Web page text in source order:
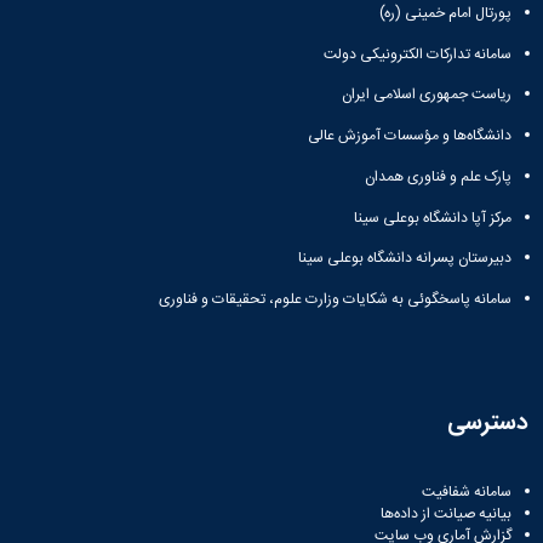
همایش‌ها
انتشارات
نشر
مجلات
علمی
فصلنامه
معاونت
پژوهش
و
فناوری
پورتال امام خمینی (ره)
سامانه تدارکات الکترونیکی دولت
ریاست جمهوری اسلامی ایران
دانشگاه‌ها و مؤسسات آموزش عالی
پارک علم و فناوری همدان
مرکز آپا دانشگاه بوعلی سینا
دبیرستان پسرانه دانشگاه بوعلی سینا
سامانه پاسخگوئی به شکایات وزارت علوم، تحقیقات و فناوری
دسترسی
سامانه شفافیت
بیانیه صیانت از داده‌ها
گزارش آماری وب‌ سایت